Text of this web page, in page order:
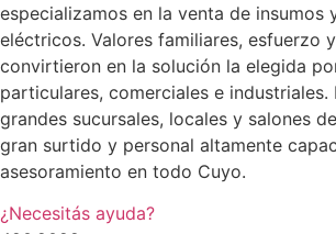
especializamos en la venta de insumos
eléctricos. Valores familiares, esfuerzo
convirtieron en la solución la elegida
particulares, comerciales e industriales.
grandes sucursales, locales y salones
gran surtido y personal altamente
asesoramiento en todo Cuyo.
¿Necesitás ayuda?